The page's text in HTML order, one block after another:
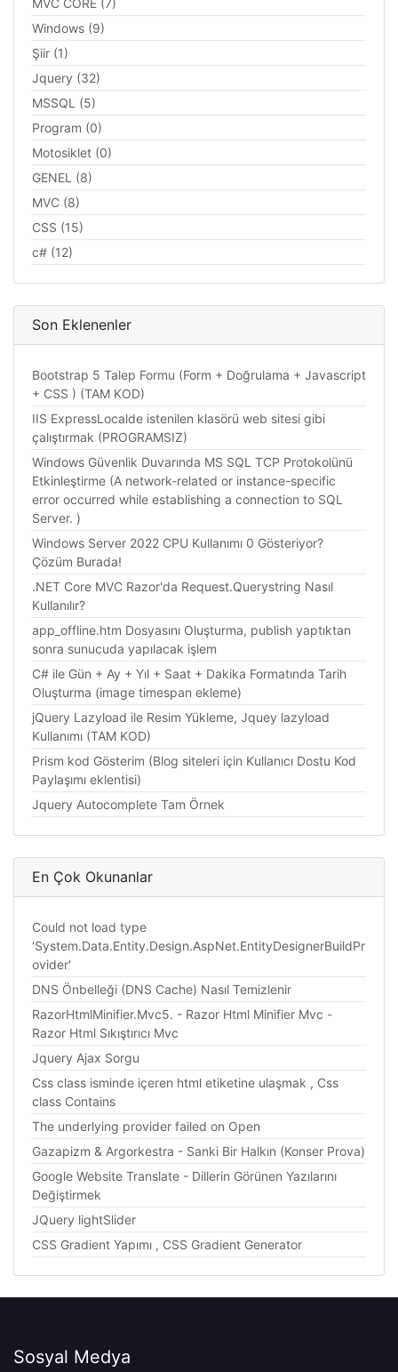
MVC CORE (7)
Windows (9)
Şiir (1)
Jquery (32)
MSSQL (5)
Program (0)
Motosiklet (0)
GENEL (8)
MVC (8)
CSS (15)
c# (12)
Son Eklenenler
Bootstrap 5 Talep Formu (Form + Doğrulama + Javascript
+ CSS ) (TAM KOD)
IIS ExpressLocalde istenilen klasörü web sitesi gibi
çalıştırmak (PROGRAMSIZ)
Windows Güvenlik Duvarında MS SQL TCP Protokolünü
Etkinleştirme (A network-related or instance-specific
error occurred while establishing a connection to SQL
Server. )
Windows Server 2022 CPU Kullanımı 0 Gösteriyor?
Çözüm Burada!
.NET Core MVC Razor'da Request.Querystring Nasıl
Kullanılır?
app_offline.htm Dosyasını Oluşturma, publish yaptıktan
sonra sunucuda yapılacak işlem
C# ile Gün + Ay + Yıl + Saat + Dakika Formatında Tarih
Oluşturma (image timespan ekleme)
jQuery Lazyload ile Resim Yükleme, Jquey lazyload
Kullanımı (TAM KOD)
Prism kod Gösterim (Blog siteleri için Kullanıcı Dostu Kod
Paylaşımı eklentisi)
Jquery Autocomplete Tam Örnek
En Çok Okunanlar
Could not load type
'System.Data.Entity.Design.AspNet.EntityDesignerBuildPr
ovider'
DNS Önbelleği (DNS Cache) Nasıl Temizlenir
RazorHtmlMinifier.Mvc5. - Razor Html Minifier Mvc -
Razor Html Sıkıştırıcı Mvc
Jquery Ajax Sorgu
Css class isminde içeren html etiketine ulaşmak , Css
class Contains
The underlying provider failed on Open
Gazapizm & Argorkestra - Sanki Bir Halkın (Konser Prova)
Google Website Translate - Dillerin Görünen Yazılarını
Değiştirmek
JQuery lightSlider
CSS Gradient Yapımı , CSS Gradient Generator
Sosyal Medya